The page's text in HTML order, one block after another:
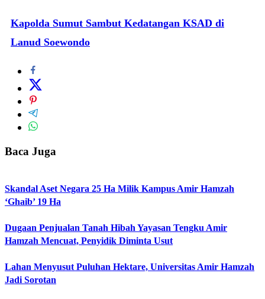
Kapolda Sumut Sambut Kedatangan KSAD di
Lanud Soewondo
Baca Juga
Skandal Aset Negara 25 Ha Milik Kampus Amir Hamzah
‘Ghaib’ 19 Ha
Dugaan Penjualan Tanah Hibah Yayasan Tengku Amir
Hamzah Mencuat, Penyidik Diminta Usut
Lahan Menyusut Puluhan Hektare, Universitas Amir Hamzah
Jadi Sorotan